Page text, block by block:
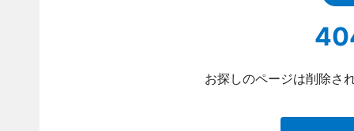
お探しのページは削除さ